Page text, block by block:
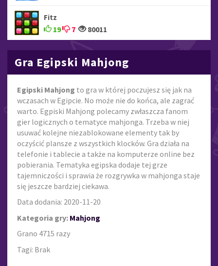
Fitz
19 7 80011
Gra Egipski Mahjong
Egipski Mahjong to gra w której poczujesz się jak na
wczasach w Egipcie. No może nie do końca, ale zagrać
warto. Egpiski Mahjong polecamy zwłaszcza fanom
gier logicznych o tematyce mahjonga. Trzeba w niej
usuwać kolejne niezablokowane elementy tak by
oczyścić plansze z wszystkich klocków. Gra działa na
telefonie i tablecie a także na komputerze online bez
pobierania. Tematyka egipska dodaje tej grze
tajemniczości i sprawia że rozgrywka w mahjonga staje
się jeszcze bardziej ciekawa.
Data dodania: 2020-11-20
Kategoria gry: Mahjong
Grano 4715 razy
Tagi: Brak